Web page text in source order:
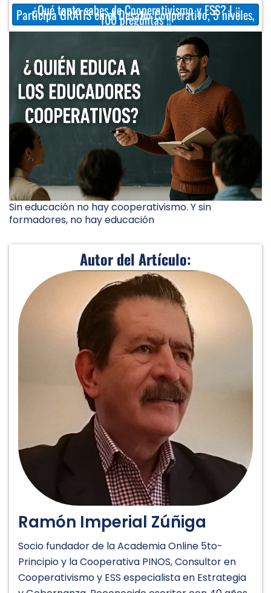
¿Qué tanto sabes de Cooperativismo y ESS? | ¡¡
Participa GRATIS en el Desafío Cooperativo, 5 niveles,
100 preguntas !!
Sin educación no hay cooperativismo. Y sin
formadores, no hay educación
Autor del Artículo:
Ramón Imperial Zúñiga
Socio fundador de la Academia Online 5to-
Principio y la Cooperativa PINOS, Consultor en
Cooperativismo y ESS especialista en Estrategia